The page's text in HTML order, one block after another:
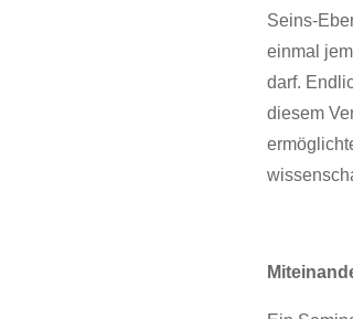
Seins-
einmal
darf.
diesem